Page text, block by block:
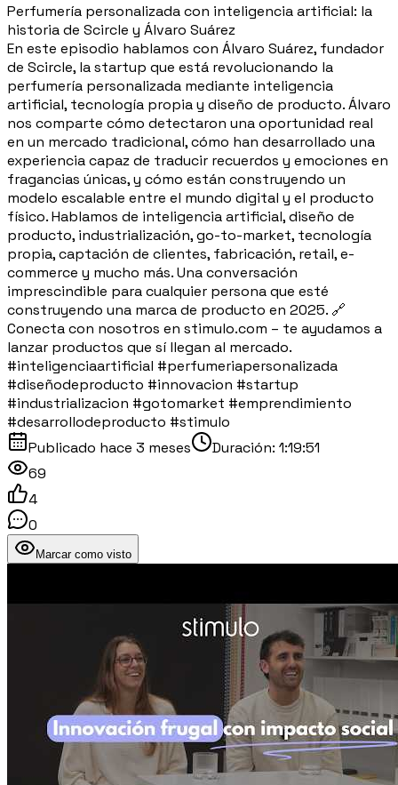
Perfumería personalizada con inteligencia artificial: la
historia de Scircle y Álvaro Suárez
En este episodio hablamos con Álvaro Suárez, fundador
de Scircle, la startup que está revolucionando la
perfumería personalizada mediante inteligencia
artificial, tecnología propia y diseño de producto. Álvaro
nos comparte cómo detectaron una oportunidad real
en un mercado tradicional, cómo han desarrollado una
experiencia capaz de traducir recuerdos y emociones en
fragancias únicas, y cómo están construyendo un
modelo escalable entre el mundo digital y el producto
físico. Hablamos de inteligencia artificial, diseño de
producto, industrialización, go-to-market, tecnología
propia, captación de clientes, fabricación, retail, e-
commerce y mucho más. Una conversación
imprescindible para cualquier persona que esté
construyendo una marca de producto en 2025. 🔗
Conecta con nosotros en stimulo.com – te ayudamos a
lanzar productos que sí llegan al mercado.
#inteligenciaartificial #perfumeriapersonalizada
#diseñodeproducto #innovacion #startup
#industrializacion #gotomarket #emprendimiento
#desarrollodeproducto #stimulo
Publicado hace 3 meses Duración: 1:19:51
69
4
0
Marcar como visto